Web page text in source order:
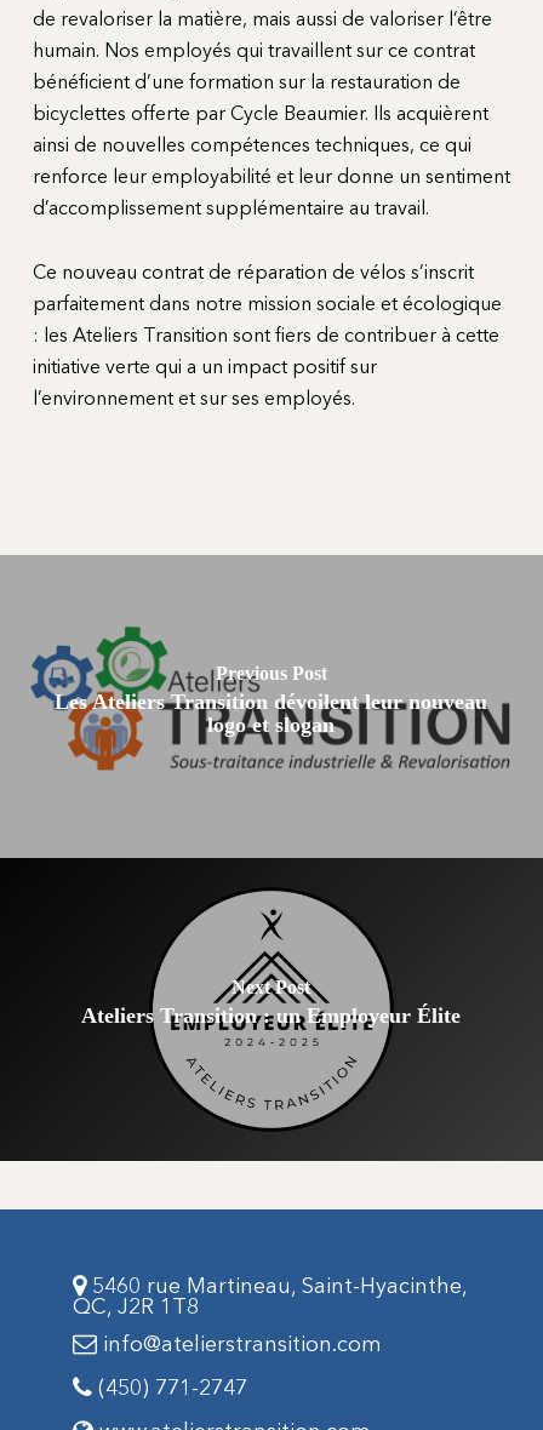
de revaloriser la matière, mais aussi de valoriser l’être
humain. Nos employés qui travaillent sur ce contrat
bénéficient d’une formation sur la restauration de
bicyclettes offerte par Cycle Beaumier. Ils acquièrent
ainsi de nouvelles compétences techniques, ce qui
renforce leur employabilité et leur donne un sentiment
d’accomplissement supplémentaire au travail.
Ce nouveau contrat de réparation de vélos s’inscrit
parfaitement dans notre mission sociale et écologique
: les Ateliers Transition sont fiers de contribuer à cette
initiative verte qui a un impact positif sur
l’environnement et sur ses employés.
Previous Post
Les Ateliers Transition dévoilent leur nouveau
logo et slogan
Next Post
Ateliers Transition : un Employeur Élite
5460 rue Martineau, Saint-Hyacinthe,
QC, J2R 1T8
info@atelierstransition.com
(450) 771-2747